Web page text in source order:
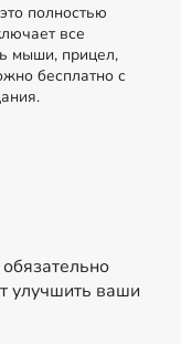
полностью
все
мыши, прицел,
бесплатно с
улучшить ваши